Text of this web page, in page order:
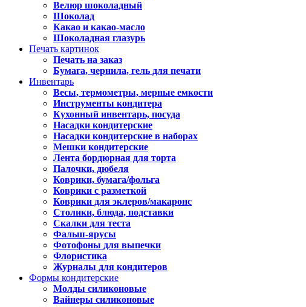
Велюр шоколадный
Шоколад
Какао и какао-масло
Шоколадная глазурь
Печать картинок
Печать на заказ
Бумага, чернила, гель для печати
Инвентарь
Весы, термометры, мерные емкости
Инструменты кондитера
Кухонный инвентарь, посуда
Насадки кондитерские
Насадки кондитерские в наборах
Мешки кондитерские
Лента бордюрная для торта
Палочки, дюбеля
Коврики, бумага/фольга
Коврики с разметкой
Коврики для эклеров/макаронс
Столики, блюда, подставки
Скалки для теста
Фальш-ярусы
Фотофоны для выпечки
Флористика
Журналы для кондитеров
Формы кондитерские
Молды силиконовые
Вайнеры силиконовые